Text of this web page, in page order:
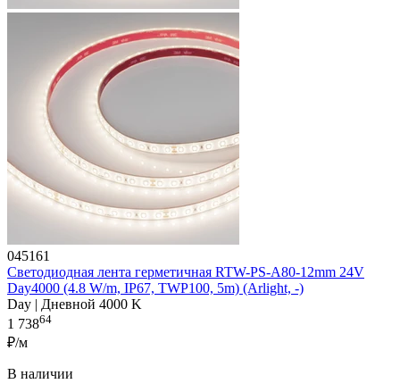
045161
Светодиодная лента герметичная RTW-PS-A80-12mm 24V
Day4000 (4.8 W/m, IP67, TWP100, 5m) (Arlight, -)
Day | Дневной 4000 K
1 73864
₽/м
В наличии